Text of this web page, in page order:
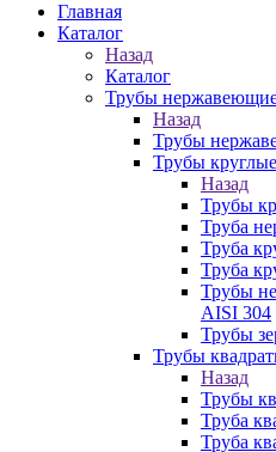
Главная
Каталог
Назад
Каталог
Трубы
Назад
Трубы
Трубы круглые
Назад
Трубы
Труба
Труба
Труба
Трубы
AISI 304
Трубы
Трубы
Назад
Трубы
Труба
Труба